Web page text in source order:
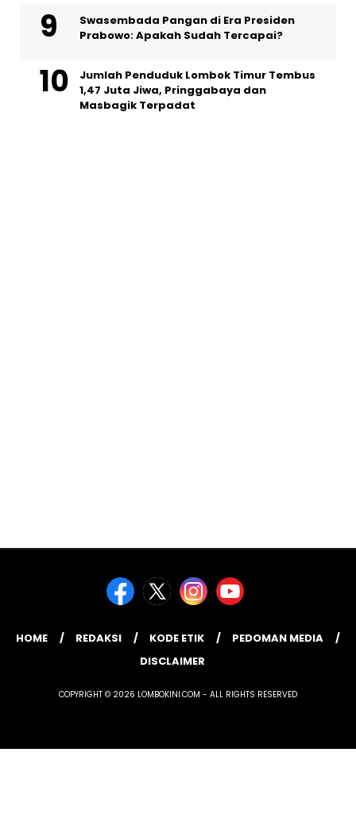
Swasembada Pangan di Era Presiden
Prabowo: Apakah Sudah Tercapai?
Jumlah Penduduk Lombok Timur Tembus
1,47 Juta Jiwa, Pringgabaya dan
Masbagik Terpadat
HOME REDAKSI KODE ETIK
PEDOMAN MEDIA
DISCLAIMER
COPYRIGHT © 2026 LOMBOKINI.COM - ALL RIGHTS RESERVED